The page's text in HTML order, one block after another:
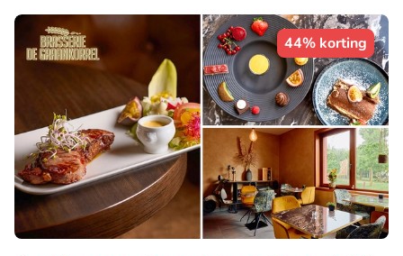
44% korting